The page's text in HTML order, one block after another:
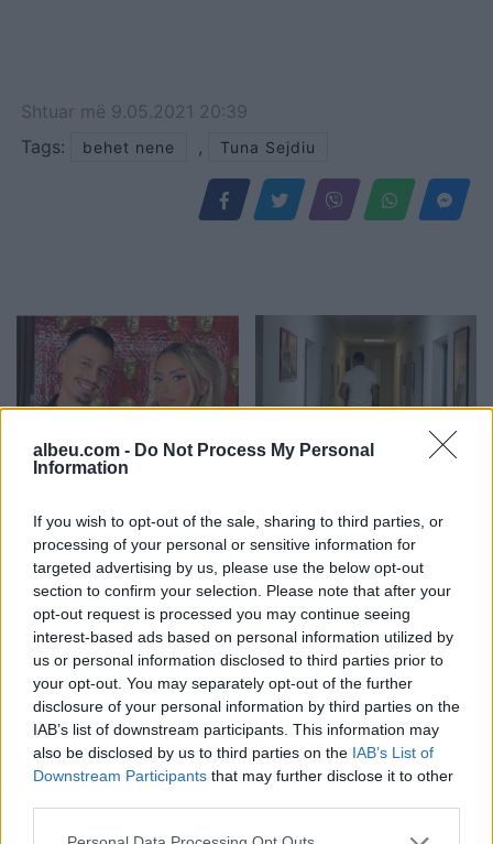
albeu.com - Do Not Process My Personal
Information
If you wish to opt-out of the sale, sharing to third parties, or
processing of your personal or sensitive information for
targeted advertising by us, please use the below opt-out
section to confirm your selection. Please note that after your
opt-out request is processed you may continue seeing
interest-based ads based on personal information utilized by
us or personal information disclosed to third parties prior to
your opt-out. You may separately opt-out of the further
disclosure of your personal information by third parties on the
IAB’s list of downstream participants. This information may
also be disclosed by us to third parties on the IAB’s List of
Downstream Participants that may further disclose it to other
Shtuar më 9.05.2021 20:39
Tags:
behet nene , Tuna Sejdiu
Mateo poston foto,
gjithë vëmendjen
35 shtrime çdo ditë
Ariana Grande sqaron
tërheqjen e përkohshme
nga jeta publike: E
Verë dhe Portokalle”
mbërrin në Elbasan,
qindra qytetarë shijojnë